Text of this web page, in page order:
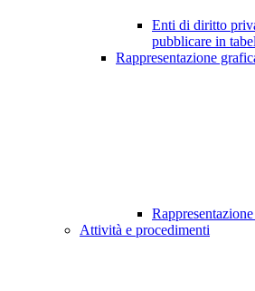
Enti di diritto
pubblicare in
Rappresentazione
Attività e procedimenti